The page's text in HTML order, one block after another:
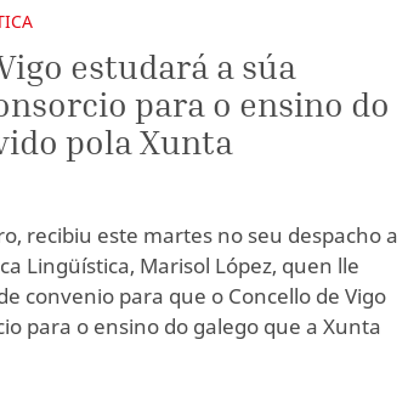
estudará a súa
para o ensino do
pola Xunta
recibiu este martes no seu despacho a
Lingüística, Marisol López, quen lle
convenio para que o Concello de Vigo
para o ensino do galego que a Xunta